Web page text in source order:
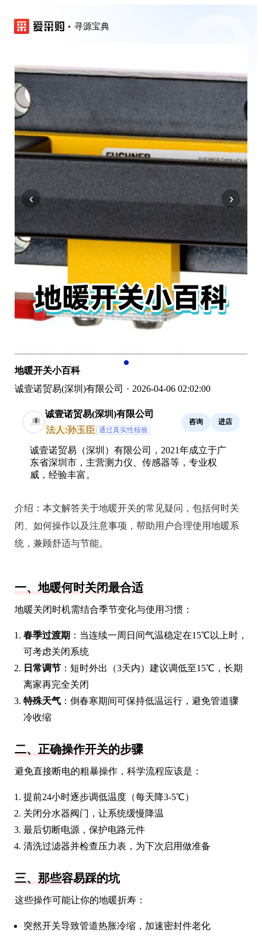
寻源宝典
‹ ›
地暖开关小百科
诚壹诺贸易(深圳)有限公司 · 2026-04-06 02:02:00
诚壹诺贸易(深圳)有限公司
法人:孙玉臣 通过真实性核验
咨询 进店
诚壹诺贸易（深圳）有限公司，2021年成立于广
东省深圳市，主营测力仪、传感器等，专业权
威，经验丰富。
介绍： 本文解答关于地暖开关的常见疑问，包括何时关
闭、如何操作以及注意事项，帮助用户合理使用地暖系
统，兼顾舒适与节能。
一、地暖何时关闭最合适
地暖关闭时机需结合季节变化与使用习惯：
春季过渡期 ：当连续一周日间气温稳定在15℃以上时，
可考虑关闭系统
日常调节 ：短时外出（3天内）建议调低至15℃，长期
离家再完全关闭
特殊天气 ：倒春寒期间可保持低温运行，避免管道骤
冷收缩
二、正确操作开关的步骤
避免直接断电的粗暴操作，科学流程应该是：
提前24小时逐步调低温度（每天降3-5℃）
关闭分水器阀门，让系统缓慢降温
最后切断电源，保护电路元件
清洗过滤器并检查压力表，为下次启用做准备
三、那些容易踩的坑
这些操作可能让你的地暖折寿：
突然开关导致管道热胀冷缩，加速密封件老化